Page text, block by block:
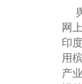
网
印
用
产